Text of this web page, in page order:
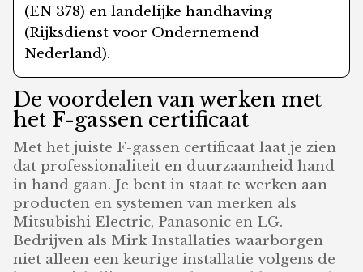
(EN 378) en landelijke handhaving
(Rijksdienst voor Ondernemend
Nederland).
De voordelen van werken met
het F-gassen certificaat
Met het juiste F-gassen certificaat laat je zien
dat professionaliteit en duurzaamheid hand
in hand gaan. Je bent in staat te werken aan
producten en systemen van merken als
Mitsubishi Electric, Panasonic en LG.
Bedrijven als Mirk Installaties waarborgen
niet alleen een keurige installatie volgens de